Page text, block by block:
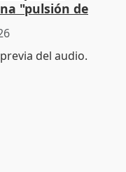
"pulsión de